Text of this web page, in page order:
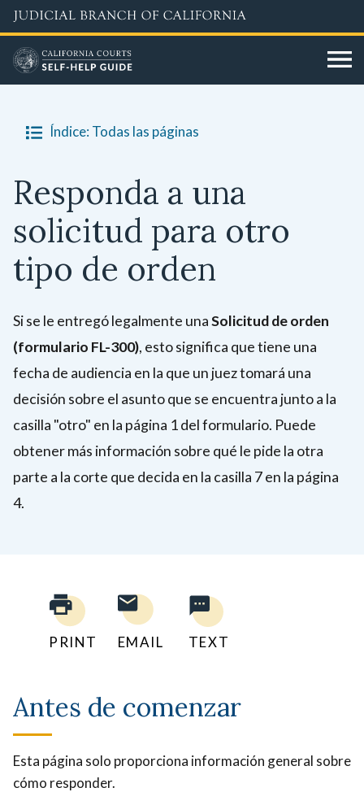
Skip
to
main
content
Índice: Todas las páginas
Responda a una
solicitud para otro
tipo de orden
Si se le entregó legalmente unaSolicitud de orden
(formulario FL-300), esto significa que tiene una
fecha de audiencia en la que un juez tomará una
decisión sobre el asunto que se encuentra junto a la
casilla "otro" en la página 1 del formulario. Puede
obtener más información sobre qué le pide la otra
parte a la corte que decida en la casilla 7 en la página
4.
PRINT EMAIL TEXT
Antes de comenzar
Esta página solo proporciona información general sobre
cómo responder.